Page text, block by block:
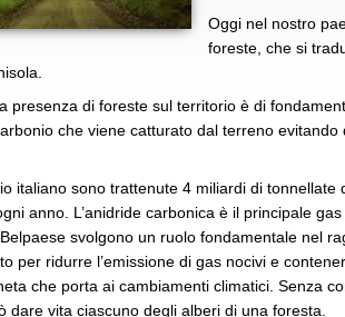
Oggi nel nostro
foreste, che si
presenza di foreste sul territorio è di
che viene catturato dal terreno
italiano sono trattenute 4 miliardi di tonnellate
anno. L’anidride carbonica è il principale
svolgono un ruolo fondamentale nel
per ridurre l’emissione di gas nocivi e
che porta ai cambiamenti climatici. Senza
dare vita ciascuno degli alberi di una foresta.